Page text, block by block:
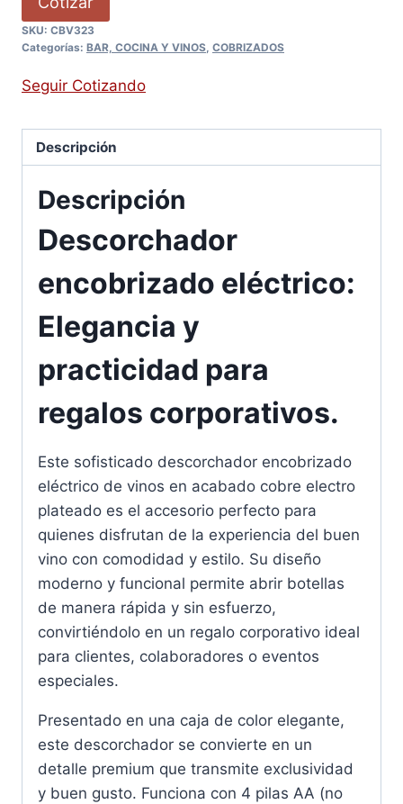
SKU: CBV323
Categorías: BAR, COCINA Y VINOS, COBRIZADOS
Seguir Cotizando
Descripción
Descripción
Descorchador
encobrizado eléctrico:
Elegancia y
practicidad para
regalos corporativos.
Este sofisticado descorchador encobrizado
eléctrico de vinos en acabado cobre electro
plateado es el accesorio perfecto para
quienes disfrutan de la experiencia del buen
vino con comodidad y estilo. Su diseño
moderno y funcional permite abrir botellas
de manera rápida y sin esfuerzo,
convirtiéndolo en un regalo corporativo ideal
para clientes, colaboradores o eventos
especiales.
Presentado en una caja de color elegante,
este descorchador se convierte en un
detalle premium que transmite exclusividad
y buen gusto. Funciona con 4 pilas AA (no